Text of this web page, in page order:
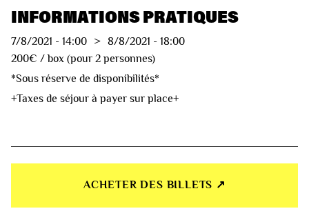
INFORMATIONS PRATIQUES
7/8/2021 - 14:00 > 8/8/2021 - 18:00
200€ / box (pour 2 personnes)
*Sous réserve de disponibilités*
+Taxes de séjour à payer sur place+
ACHETER DES BILLETS ↗︎